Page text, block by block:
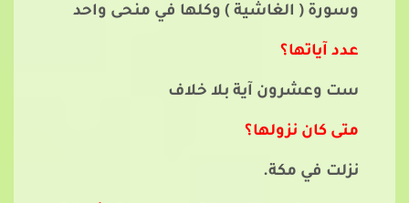
وسورة ( الغاشية ) وكلها في منحى واحد
عدد آياتها؟
ست وعشرون آية بلا خلاف
متى كان نزولها؟
نزلت في مكة.